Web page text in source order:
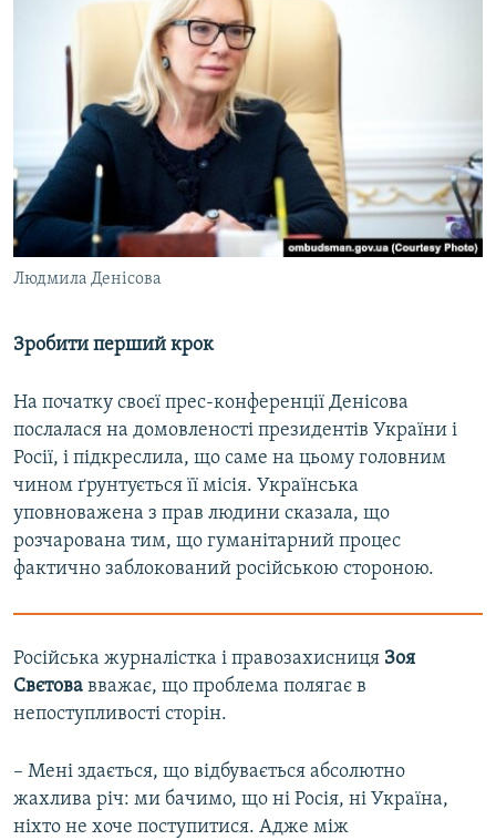
Людмила Денісова
Зробити перший крок
На початку своєї прес-конференції Денісова
послалася на домовленості президентів України і
Росії, і підкреслила, що саме на цьому головним
чином ґрунтується її місія. Українська
уповноважена з прав людини сказала, що
розчарована тим, що гуманітарний процес
фактично заблокований російською стороною.
Російська журналістка і правозахисниця Зоя
Свєтова вважає, що проблема полягає в
непоступливості сторін.
– Мені здається, що відбувається абсолютно
жахлива річ: ми бачимо, що ні Росія, ні Україна,
ніхто не хоче поступитися. Адже між